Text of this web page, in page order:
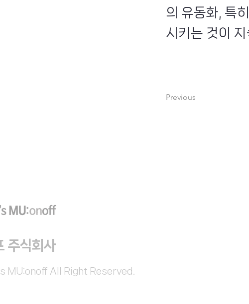
의 유동화, 특
시키는 것이
Previous
주식회사
MU:onoff All Right Reserved.